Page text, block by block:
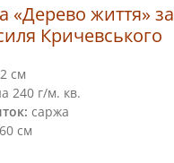
«Дерево життя» за
Кричевського
см
240 г/м. кв.
саржа
60 см